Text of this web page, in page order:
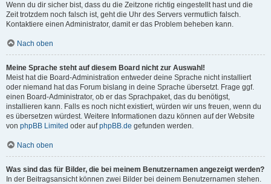
Wenn du dir sicher bist, dass du die Zeitzone richtig eingestellt hast und die
Zeit trotzdem noch falsch ist, geht die Uhr des Servers vermutlich falsch.
Kontaktiere einen Administrator, damit er das Problem beheben kann.
Nach oben
Meine Sprache steht auf diesem Board nicht zur Auswahl!
Meist hat die Board-Administration entweder deine Sprache nicht installiert
oder niemand hat das Forum bislang in deine Sprache übersetzt. Frage ggf.
einen Board-Administrator, ob er das Sprachpaket, das du benötigst,
installieren kann. Falls es noch nicht existiert, würden wir uns freuen, wenn du
es übersetzen würdest. Weitere Informationen dazu können auf der Website
von phpBB Limited oder aufphpBB.de gefunden werden.
Nach oben
Was sind das für Bilder, die bei meinem Benutzernamen angezeigt werden?
In der Beitragsansicht können zwei Bilder bei deinem Benutzernamen stehen.